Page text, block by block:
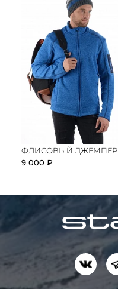
ФЛИСОВЫЙ ДЖЕМПЕР
9 000 ₽